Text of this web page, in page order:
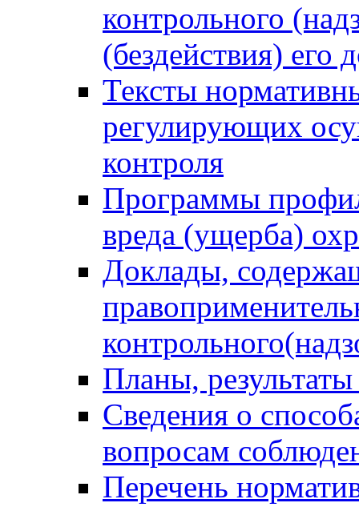
контрольного
(бездействия)
Тексты
регулирующих
контроля
Программы
вреда (ущерба)
Доклады,
Планы,
Сведения о
вопросам
Перечень